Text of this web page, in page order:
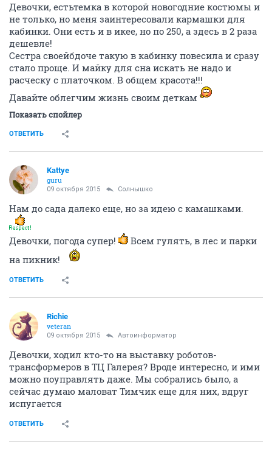
Девочки, естьтемка в которой новогодние костюмы и
не только, но меня заинтересовали кармашки для
кабинки. Они есть и в икее, но по 250, а здесь в 2 раза
дешевле!
Сестра своейбдоче такую в кабинку повесила и сразу
стало проще. И майку для сна искать не надо и
расческу с платочком. В общем красота!!!
Давайте облегчим жизнь своим деткам
Показать спойлер
ОТВЕТИТЬ
Kattye
guru
09 октября 2015 Солнышко
Нам до сада далеко еще, но за идею с камашками.
Девочки, погода супер!
Всем гулять, в лес и парки
на пикник!
ОТВЕТИТЬ
Richie
veteran
09 октября 2015 Автоинформатор
Девочки, ходил кто-то на выставку роботов-
трансформеров в ТЦ Галерея? Вроде интересно, и ими
можно поуправлять даже. Мы собрались было, а
сейчас думаю маловат Тимчик еще для них, вдруг
испугается
ОТВЕТИТЬ